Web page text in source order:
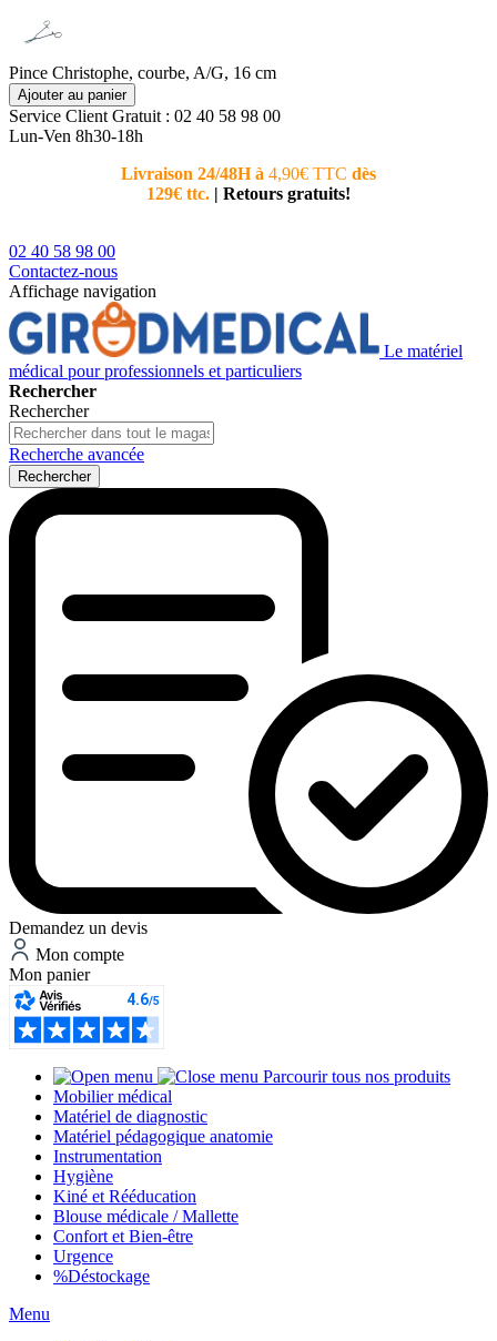
Pince Christophe, courbe, A/G, 16 cm
Ajouter au panier
Service Client Gratuit : 02 40 58 98 00
Lun-Ven 8h30-18h
Livraison 24/48H à 4,90€ TTC dès
129€ ttc. | Retours gratuits!
02 40 58 98 00
Contactez-nous
Affichage navigation
Le matériel
médical pour professionnels et particuliers
Rechercher
Rechercher
Recherche avancée
Rechercher
Demandez un devis
Mon compte
Mon panier
Parcourir tous nos produits
Mobilier médical
Matériel de diagnostic
Matériel pédagogique anatomie
Instrumentation
Hygiène
Kiné et Rééducation
Blouse médicale / Mallette
Confort et Bien-être
Urgence
%Déstockage
Menu